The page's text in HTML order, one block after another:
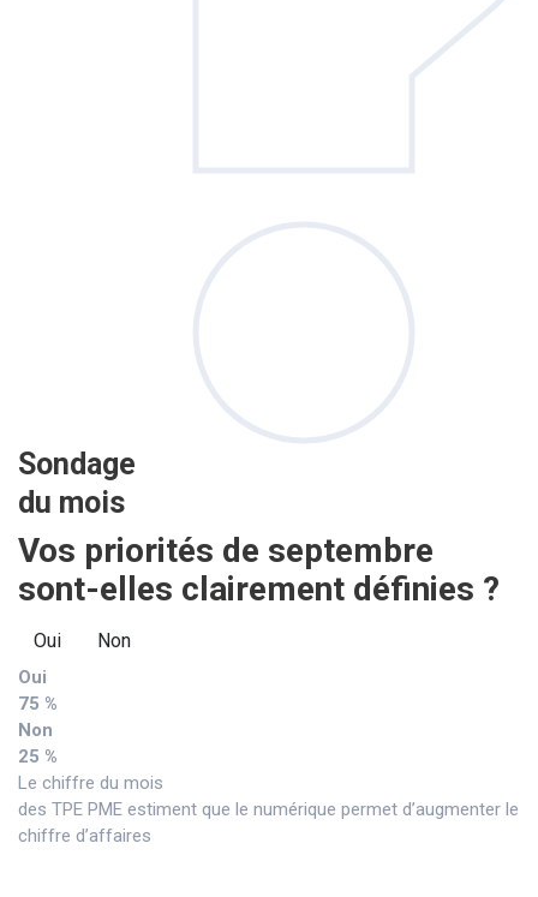
Sondage
du mois
Vos priorités de septembre
sont-elles clairement définies ?
Oui Non
Oui
75 %
Non
25 %
Le chiffre du mois
des TPE PME estiment que le numérique permet d’augmenter le
chiffre d’affaires